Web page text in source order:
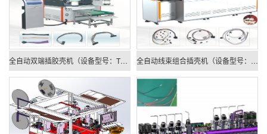
全自动双端插胶壳机（设备型号：TYDC-F-B602） 全自动线束组合插壳机（设备型号：TYDC-B-D601）